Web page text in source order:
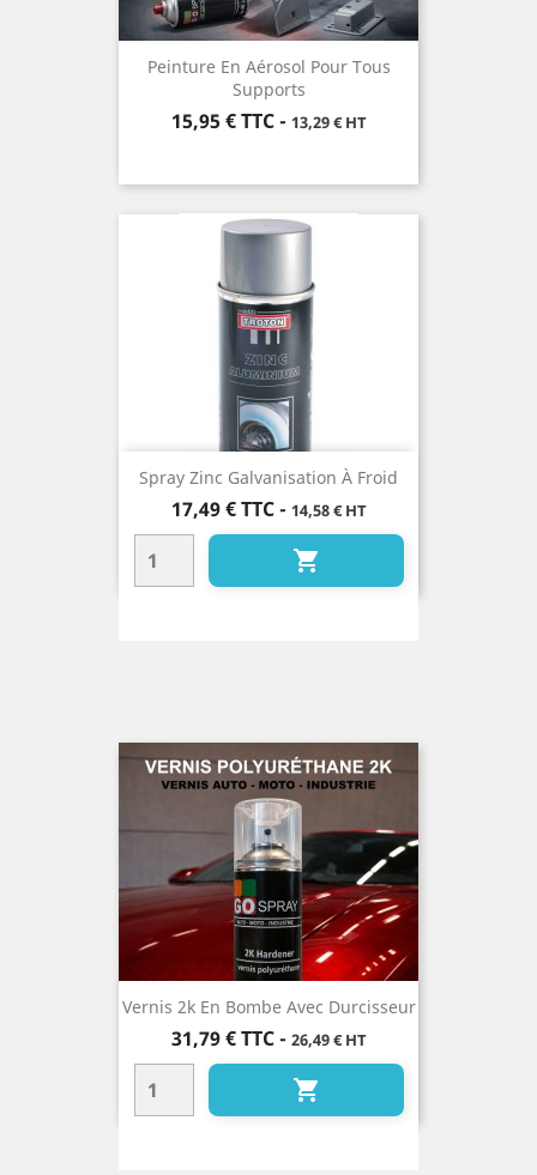
Peinture En Aérosol Pour Tous
Supports
Prix
15,95 € TTC- 13,29 € HT
Spray Zinc Galvanisation À Froid
Prix
17,49 € TTC- 14,58 € HT

Vernis 2k En Bombe Avec Durcisseur
Prix
31,79 € TTC- 26,49 € HT
